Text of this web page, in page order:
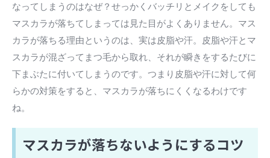
なってしまうのはなぜ？せっかくバッチリとメイクをしても
マスカラが落ちてしまっては見た目がよくありません。マス
カラが落ちる理由というのは、実は皮脂や汗。皮脂や汗とマ
スカラが混ざってまつ毛から取れ、それが瞬きをするたびに
下まぶたに付いてしまうのです。つまり皮脂や汗に対して何
らかの対策をすると、マスカラが落ちにくくなるわけです
ね。
マスカラが落ちないようにするコツ